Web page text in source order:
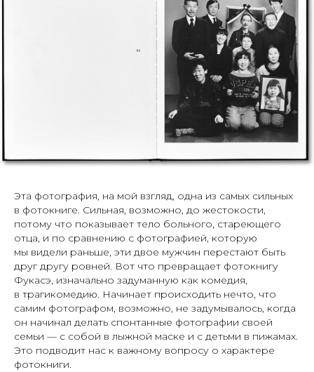
Эта фотография, на мой взгляд, одна из самых сильных
в фотокниге. Сильная, возможно, до жестокости,
потому что показывает тело больного, стареющего
отца, и по сравнению с фотографией, которую
мы видели раньше, эти двое мужчин перестают быть
друг другу ровней. Вот что превращает фотокнигу
Фукасэ, изначально задуманную как комедия,
в трагикомедию. Начинает происходить нечто, что
самим фотографом, возможно, не задумывалось, когда
он начинал делать спонтанные фотографии своей
семьи — с собой в лыжной маске и с детьми в пижамах.
Это подводит нас к важному вопросу о характере
фотокниги.